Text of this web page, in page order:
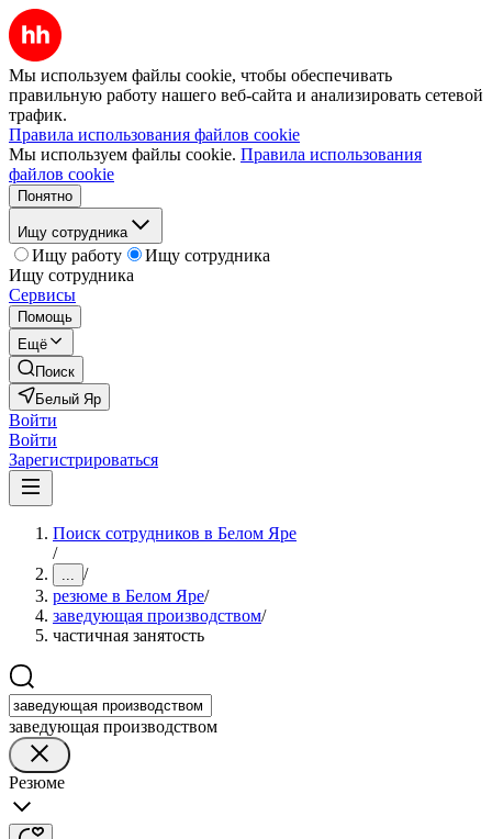
Мы используем файлы cookie, чтобы обеспечивать
правильную работу нашего веб-сайта и анализировать сетевой
трафик.
Правила использования файлов cookie
Мы используем файлы cookie. Правила использования
файлов cookie
Понятно
Ищу сотрудника
Ищу работу
Ищу сотрудника
Ищу сотрудника
Сервисы
Помощь
Ещё
Поиск
Белый Яр
Войти
Войти
Зарегистрироваться
Поиск сотрудников в Белом Яре
/
... /
резюме в Белом Яре/
заведующая производством/
частичная занятость
заведующая производством
Резюме